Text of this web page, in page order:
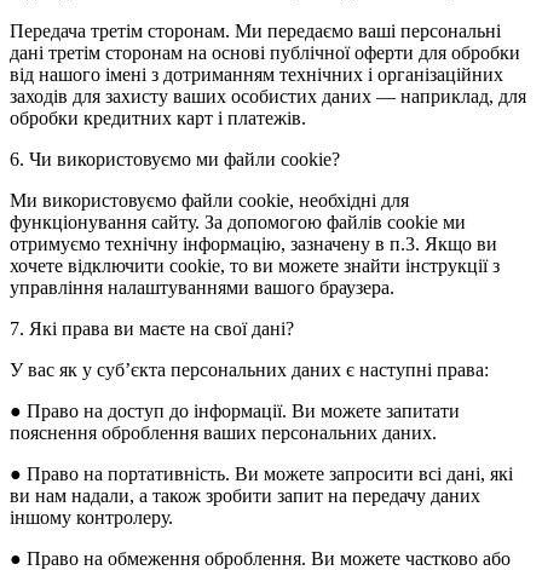
Передача третім сторонам. Ми передаємо ваші персональні
дані третім сторонам на основі публічної оферти для обробки
від нашого імені з дотриманням технічних і організаційних
заходів для захисту ваших особистих даних — наприклад, для
обробки кредитних карт і платежів.
6. Чи використовуємо ми файли cookie?
Ми використовуємо файли cookie, необхідні для
функціонування сайту. За допомогою файлів cookie ми
отримуємо технічну інформацію, зазначену в п.3. Якщо ви
хочете відключити cookie, то ви можете знайти інструкції з
управління налаштуваннями вашого браузера.
7. Які права ви маєте на свої дані?
У вас як у суб’єкта персональних даних є наступні права:
● Право на доступ до інформації. Ви можете запитати
пояснення оброблення ваших персональних даних.
● Право на портативність. Ви можете запросити всі дані, які
ви нам надали, а також зробити запит на передачу даних
іншому контролеру.
● Право на обмеження оброблення. Ви можете частково або